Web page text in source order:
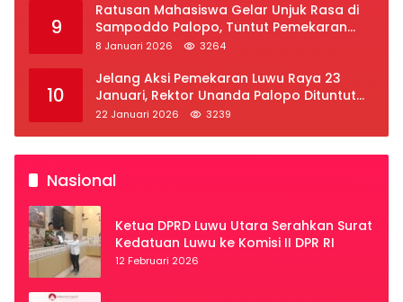
9
Ratusan Mahasiswa Gelar Unjuk Rasa di
Sampoddo Palopo, Tuntut Pemekaran
Provinsi Luwu Raya
8 Januari 2026 3264
10
Jelang Aksi Pemekaran Luwu Raya 23
Januari, Rektor Unanda Palopo Dituntut
Liburkan Mahasiswa
22 Januari 2026 3239
Nasional
Ketua DPRD Luwu Utara Serahkan Surat
Kedatuan Luwu ke Komisi II DPR RI
12 Februari 2026